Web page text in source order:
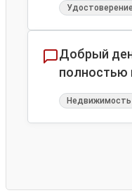
Добрый
полностью
Недвижимость